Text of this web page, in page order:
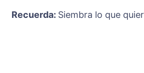
Recuerda: Siembra lo que